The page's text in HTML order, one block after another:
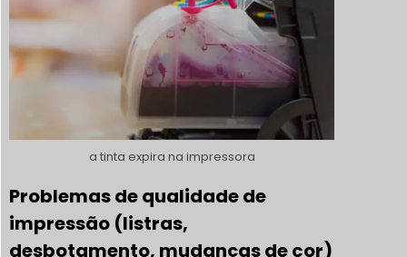
a tinta expira na impressora
Problemas de qualidade de
impressão (listras,
desbotamento, mudanças de cor)